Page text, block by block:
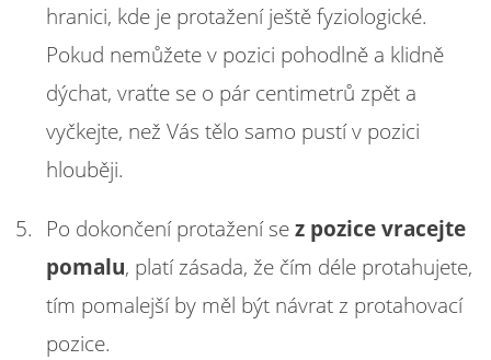
hranici, kde je protažení ještě fyziologické.
Pokud nemůžete v pozici pohodlně a klidně
dýchat, vraťte se o pár centimetrů zpět a
vyčkejte, než Vás tělo samo pustí v pozici
hlouběji.
Po dokončení protažení sez pozice vracejte
pomalu, platí zásada, že čím déle protahujete,
tím pomalejší by měl být návrat z protahovací
pozice.